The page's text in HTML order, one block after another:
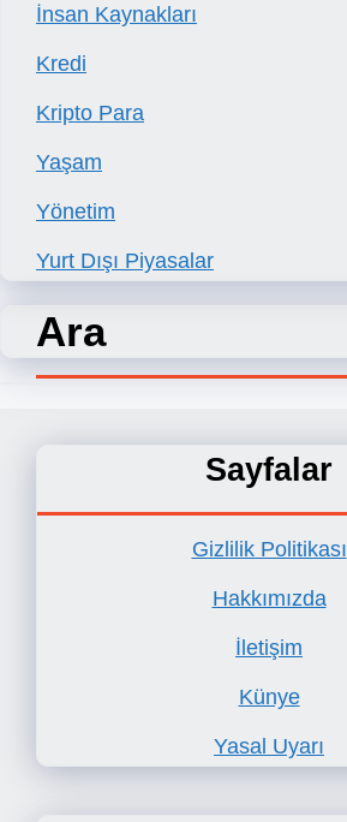
İnsan Kaynakları
Kredi
Kripto Para
Yaşam
Yönetim
Yurt Dışı Piyasalar
Ara
Sayfalar
Gizlilik Politikası
Hakkımızda
İletişim
Künye
Yasal Uyarı